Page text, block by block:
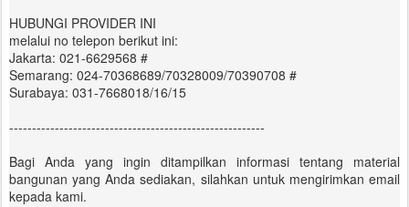
HUBUNGI PROVIDER INI
melalui no telepon berikut ini:
Jakarta: 021-6629568 #
Semarang: 024-70368689/70328009/70390708 #
Surabaya: 031-7668018/16/15
--------------------------------------------------------
Bagi Anda yang ingin ditampilkan informasi tentang material
bangunan yang Anda sediakan, silahkan untuk mengirimkan email
kepada kami.